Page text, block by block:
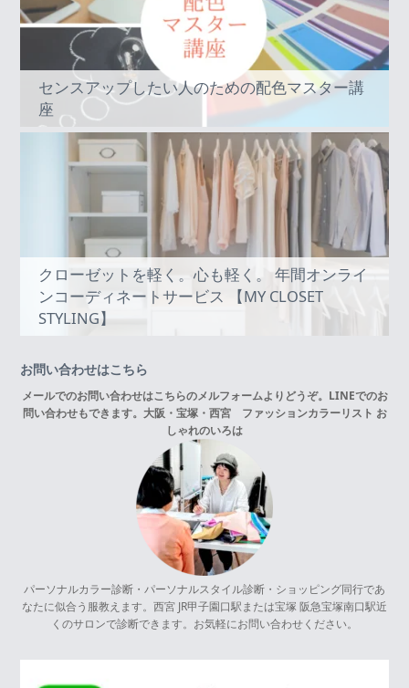
センスアップしたい人のための配色マスター講
座
クローゼットを軽く。心も軽く。 年間オンライ
ンコーディネートサービス 【MY CLOSET
STYLING】
お問い合わせはこちら
メールでのお問い合わせはこちらのメルフォームよりどうぞ。LINEでのお
問い合わせもできます。 大阪・宝塚・西宮 ファッションカラーリスト お
しゃれのいろは
パーソナルカラー診断・パーソナルスタイル診断・ショッピング同行であ
なたに似合う服教えます。西宮 JR甲子園口駅または宝塚 阪急宝塚南口駅近
くのサロンで診断できます。お気軽にお問い合わせください。